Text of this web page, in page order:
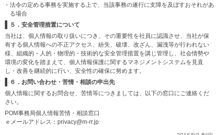
・法令の定める事務を実施する上で、当該事務の遂行に支障を及ぼすおそれがあ
る場合
５．安全管理措置について
当社は、個人情報の取り扱いにつき、その重要性を社員に認識させ、当社が保
有する個人情報への不正アクセス、紛失、破壊、改ざん、漏洩等が行われない
様、組織的・人的・物理的・技術的な安全管理措置を講じ管理し、社会情勢や
環境の変化を踏まえて、個人情報保護に関するマネジメントシステムを見直
し・改善を継続的に行い、安全性の確保に努めます。
６．お問い合わせ・苦情・相談の申出先
個人情報に関するお問合せ、苦情等につきましては、以下の窓口にご連絡くだ
さい。
POM事務局個人情報苦情・相談窓口
ｅメールアドレス：privacy@m-rr.jp